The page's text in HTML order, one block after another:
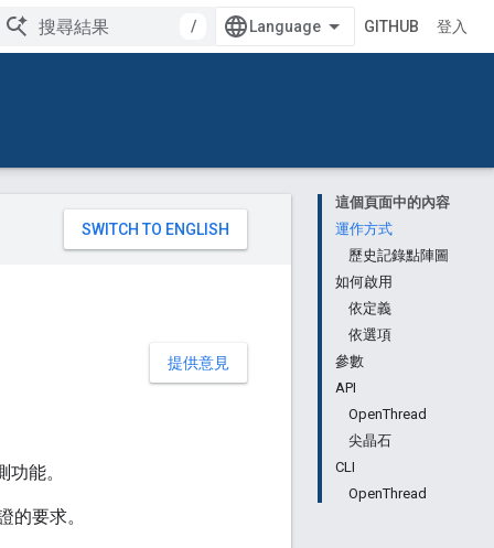
/ GITHUB 登入
這個頁面中的內容
運作方式
歷史記錄點陣圖
如何啟用
依定義
依選項
參數
API
OpenThread
尖晶石
CLI
OpenThread
提供意見
能。
的要求。